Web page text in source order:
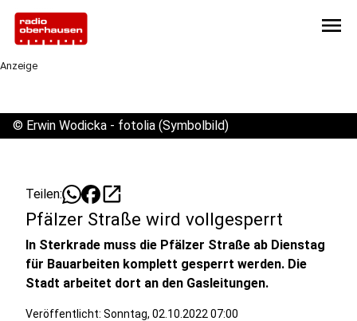
menu
Anzeige
© Erwin Wodicka - fotolia (Symbolbild)
Teilen: open_in_new
Pfälzer Straße wird vollgesperrt
In Sterkrade muss die Pfälzer Straße ab Dienstag
für Bauarbeiten komplett gesperrt werden. Die
Stadt arbeitet dort an den Gasleitungen.
Veröffentlicht: Sonntag, 02.10.2022 07:00